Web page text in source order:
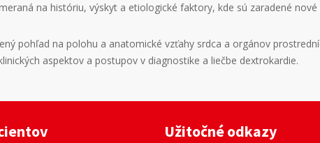
na históriu, výskyt a etiologické faktory, kde sú zaradené
pohľad na polohu a anatomické vzťahy srdca a orgánov
aspektov a postupov v diagnostike a liečbe dextrokardie.
Užitočné odkazy